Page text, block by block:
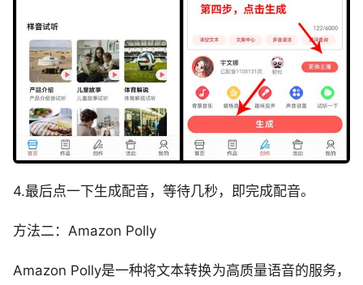
4.最后点一下生成配音，等待几秒，即完成配音。
方法二：Amazon Polly
Amazon Polly是一种将文本转换为高质量语音的服务，